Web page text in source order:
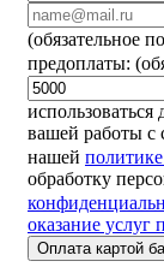
(обязательное
предоплаты:
вашей работы с
нашей
обработку
оказание услуг